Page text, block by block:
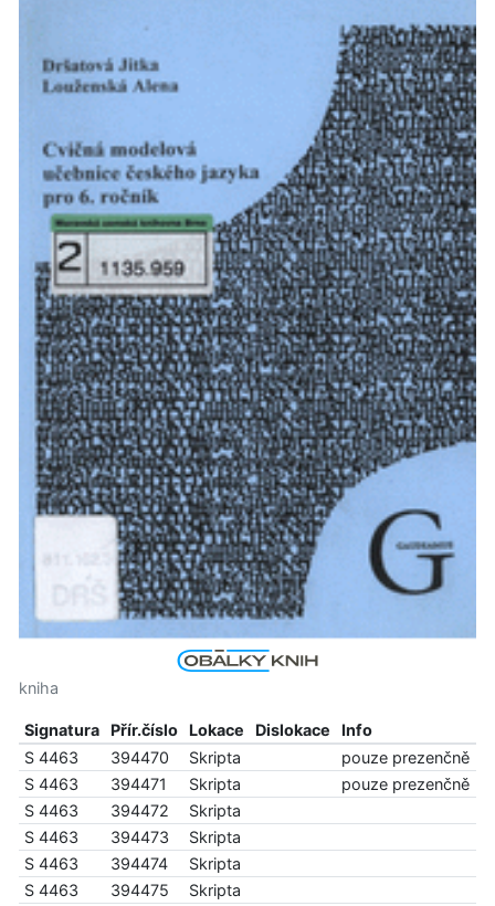
kniha
Signatura Přír.číslo Lokace Dislokace
Info
S 4463
394470 Skripta
pouze prezenčně
S 4463
394471 Skripta
pouze prezenčně
S 4463
394472
Skripta
S 4463
394473
Skripta
S 4463
394474
Skripta
S 4463
394475 Skripta